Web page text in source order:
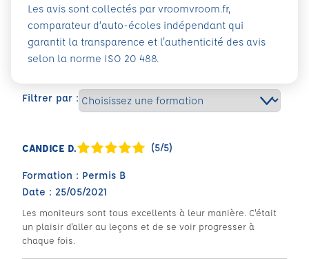
Filtrer par :
CANDICE D. (5/5)
Formation : Permis B
Date : 25/05/2021
Les moniteurs sont tous excellents à leur manière. C'était
un plaisir d'aller au leçons et de se voir progresser à
chaque fois.
Les avis sont collectés par vroomvroom.fr,
comparateur d’auto-écoles indépendant qui
garantit la transparence et l'authenticité des avis
selon la norme ISO 20 488.